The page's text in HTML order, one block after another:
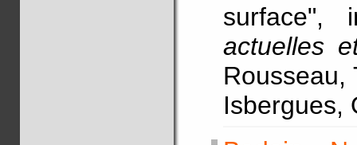
actuelles
Rousseau,
Isbergues,